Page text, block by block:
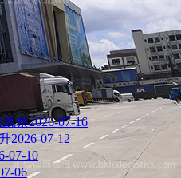
察2026-07-16
2026-07-12
07-10
06